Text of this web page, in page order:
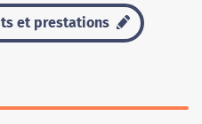
et prestations